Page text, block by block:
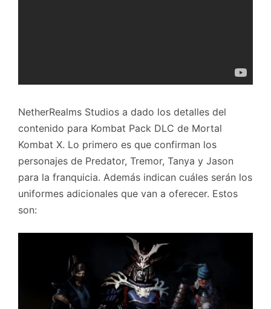
NetherRealms Studios a dado los detalles del
contenido para Kombat Pack DLC de Mortal
Kombat X. Lo primero es que confirman los
personajes de Predator, Tremor, Tanya y Jason
para la franquicia. Además indican cuáles serán los
uniformes adicionales que van a oferecer. Estos
son: